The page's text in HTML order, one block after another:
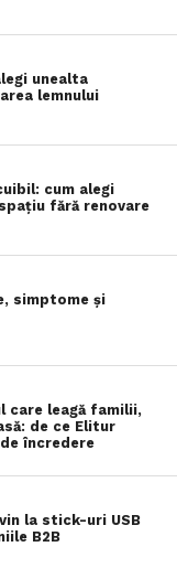
unealta
lemnului
cum alegi
fără renovare
simptome și
care leagă familii,
de ce Elitur
încredere
la stick-uri USB
B2B